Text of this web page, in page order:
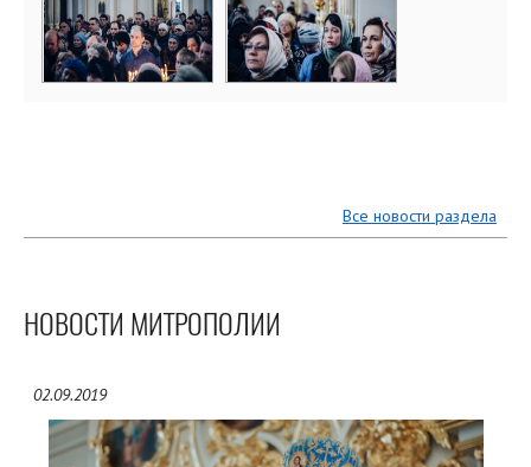
Все новости раздела
НОВОСТИ МИТРОПОЛИИ
02.09.2019